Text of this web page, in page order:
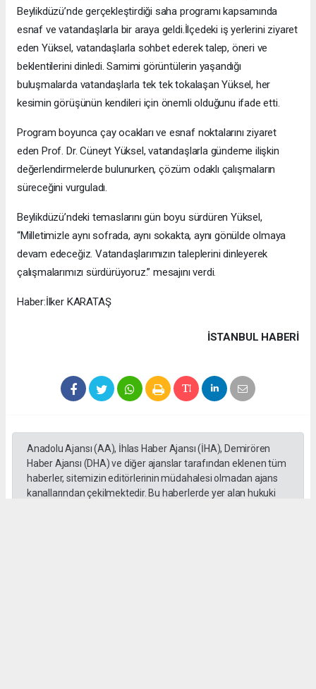
Beylikdüzü’nde gerçekleştirdiği saha programı kapsamında
esnaf ve vatandaşlarla bir araya geldi.İlçedeki iş yerlerini ziyaret
eden Yüksel, vatandaşlarla sohbet ederek talep, öneri ve
beklentilerini dinledi. Samimi görüntülerin yaşandığı
buluşmalarda vatandaşlarla tek tek tokalaşan Yüksel, her
kesimin görüşünün kendileri için önemli olduğunu ifade etti.
Program boyunca çay ocakları ve esnaf noktalarını ziyaret
eden Prof. Dr. Cüneyt Yüksel, vatandaşlarla gündeme ilişkin
değerlendirmelerde bulunurken, çözüm odaklı çalışmaların
süreceğini vurguladı.
Beylikdüzü’ndeki temaslarını gün boyu sürdüren Yüksel,
“Milletimizle aynı sofrada, aynı sokakta, aynı gönülde olmaya
devam edeceğiz. Vatandaşlarımızın taleplerini dinleyerek
çalışmalarımızı sürdürüyoruz.” mesajını verdi.
Haber:İlker KARATAŞ
İSTANBUL HABERİ
Anadolu Ajansı (AA), İhlas Haber Ajansı (İHA), Demirören
Haber Ajansı (DHA) ve diğer ajanslar tarafından eklenen tüm
haberler, sitemizin editörlerinin müdahalesi olmadan ajans
kanallarından çekilmektedir. Bu haberlerde yer alan hukuki